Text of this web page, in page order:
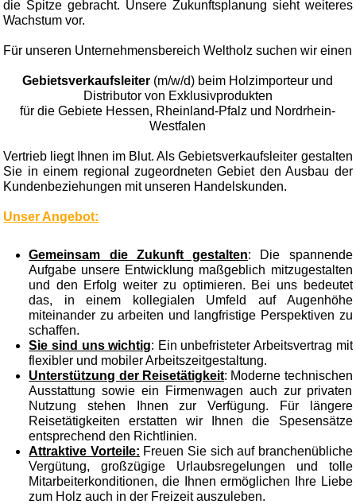
die Spitze gebracht. Unsere Zukunftsplanung sieht weiteres
Wachstum vor.
Für unseren Unternehmensbereich Weltholz suchen wir einen
Gebietsverkaufsleiter (m/w/d) beim Holzimporteur und
Distributor von Exklusivprodukten
für die Gebiete Hessen, Rheinland-Pfalz und Nordrhein-
Westfalen
Vertrieb liegt Ihnen im Blut. Als Gebietsverkaufsleiter gestalten
Sie in einem regional zugeordneten Gebiet den Ausbau der
Kundenbeziehungen mit unseren Handelskunden.
Unser Angebot:
Gemeinsam die Zukunft gestalten: Die spannende
Aufgabe unsere Entwicklung maßgeblich mitzugestalten
und den Erfolg weiter zu optimieren. Bei uns bedeutet
das, in einem kollegialen Umfeld auf Augenhöhe
miteinander zu arbeiten und langfristige Perspektiven zu
schaffen.
Sie sind uns wichtig: Ein unbefristeter Arbeitsvertrag mit
flexibler und mobiler Arbeitszeitgestaltung.
Unterstützung der Reisetätigkeit: Moderne technischen
Ausstattung sowie ein Firmenwagen auch zur privaten
Nutzung stehen Ihnen zur Verfügung. Für längere
Reisetätigkeiten erstatten wir Ihnen die Spesensätze
entsprechend den Richtlinien.
Attraktive Vorteile: Freuen Sie sich auf branchenübliche
Vergütung, großzügige Urlaubsregelungen und tolle
Mitarbeiterkonditionen, die Ihnen ermöglichen Ihre Liebe
zum Holz auch in der Freizeit auszuleben.